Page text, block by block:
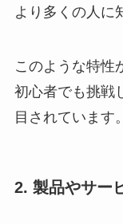
より多くの人に
このような特性
初心者でも挑戦
目されています。
2. 製品やサー